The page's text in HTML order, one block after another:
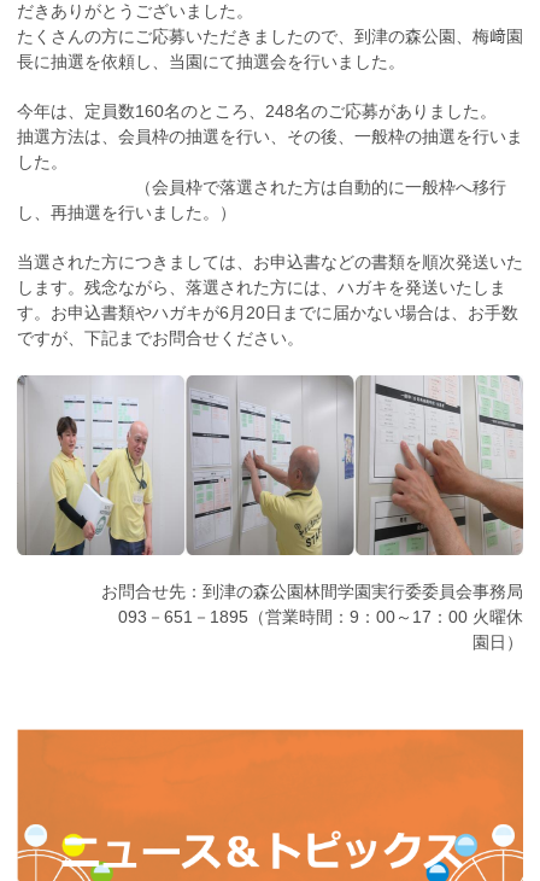
だきありがとうございました。
たくさんの方にご応募いただきましたので、到津の森公園、梅﨑園
長に抽選を依頼し、当園にて抽選会を行いました。
今年は、定員数160名のところ、248名のご応募がありました。
抽選方法は、会員枠の抽選を行い、その後、一般枠の抽選を行いま
した。
（会員枠で落選された方は自動的に一般枠へ移行
し、再抽選を行いました。）
当選された方につきましては、お申込書などの書類を順次発送いた
します。残念ながら、落選された方には、ハガキを発送いたしま
す。お申込書類やハガキが6月20日までに届かない場合は、お手数
ですが、下記までお問合せください。
お問合せ先：到津の森公園林間学園実行委委員会事務局
093－651－1895（営業時間：9：00～17：00 火曜休
園日）